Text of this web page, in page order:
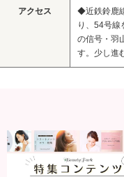
アクセス
◆近鉄鈴鹿
り、54号線
の信号・羽
す。少し進